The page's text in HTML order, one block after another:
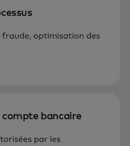
optimisation des
compte bancaire
par les